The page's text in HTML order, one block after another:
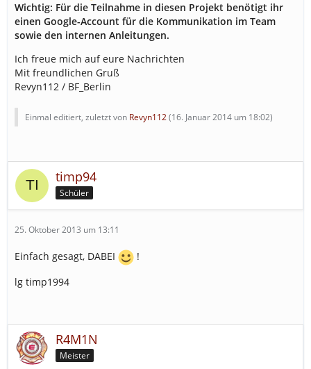
Wichtig: Für die Teilnahme in diesen Projekt benötigt ihr
einen Google-Account für die Kommunikation im Team
sowie den internen Anleitungen.
Ich freue mich auf eure Nachrichten
Mit freundlichen Gruß
Revyn112 / BF_Berlin
Einmal editiert, zuletzt von Revyn112(16. Januar 2014 um 18:02)
timp94
Schüler
25. Oktober 2013 um 13:11
Einfach gesagt, DABEI
!
lg timp1994
R4M1N
Meister